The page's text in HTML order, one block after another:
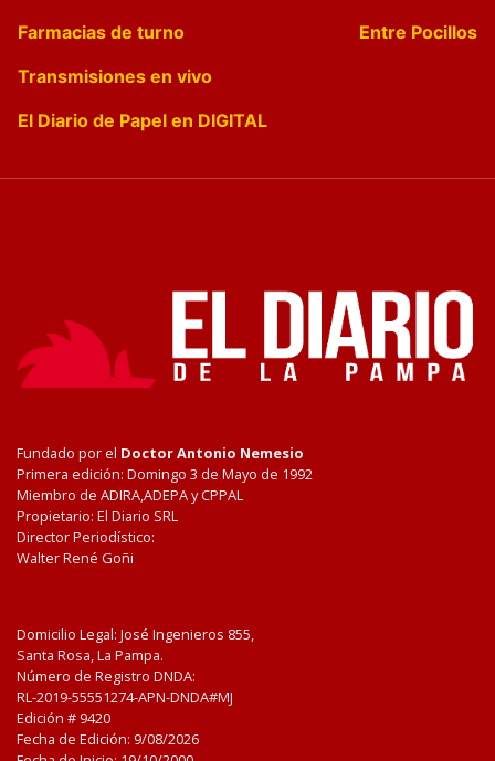
Farmacias de turno
Entre Pocillos
Transmisiones en vivo
El Diario de Papel en DIGITAL
Fundado por el Doctor Antonio Nemesio
Primera edición: Domingo 3 de Mayo de 1992
Miembro de ADIRA,ADEPA y CPPAL
Propietario: El Diario SRL
Director Periodístico:
Walter René Goñi
Domicilio Legal: José Ingenieros 855,
Santa Rosa, La Pampa.
Número de Registro DNDA:
RL-2019-55551274-APN-DNDA#MJ
Edición # 9420
Fecha de Edición: 9/08/2026